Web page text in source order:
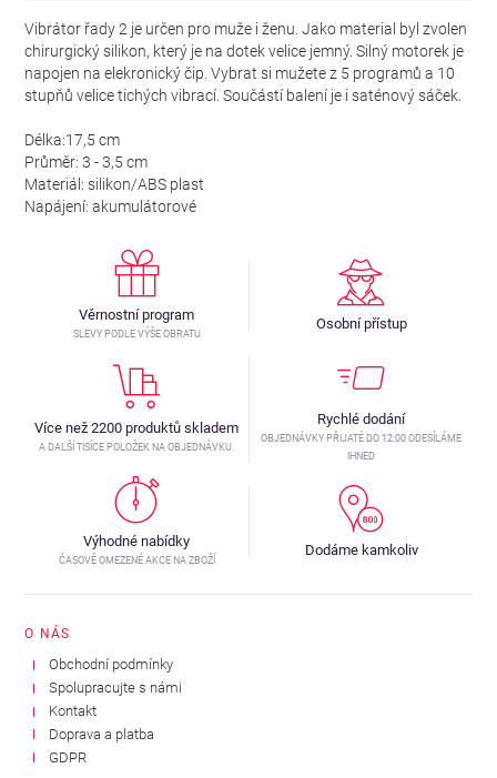
Vibrátor řady 2 je určen pro muže i ženu. Jako material byl zvolen
chirurgický silikon, který je na dotek velice jemný. Silný motorek je
napojen na elekronický čip. Vybrat si mužete z 5 programů a 10
stupňů velice tichých vibrací. Součástí balení je i saténový sáček.
Délka:17,5 cm
Průměr: 3 - 3,5 cm
Materiál: silikon/ABS plast
Napájení: akumulátorové
Věrnostní program
SLEVY PODLE VÝŠE OBRATU
Osobní přístup
Více než 2200 produktů skladem
A DALŠÍ TISÍCE POLOŽEK NA OBJEDNÁVKU.
Rychlé dodání
OBJEDNÁVKY PŘIJATÉ DO 12:00 ODESÍLÁME
IHNED
Výhodné nabídky
ČASOVĚ OMEZENÉ AKCE NA ZBOŽÍ
Dodáme kamkoliv
O NÁS
Obchodní podmínky
Spolupracujte s námi
Kontakt
Doprava a platba
GDPR